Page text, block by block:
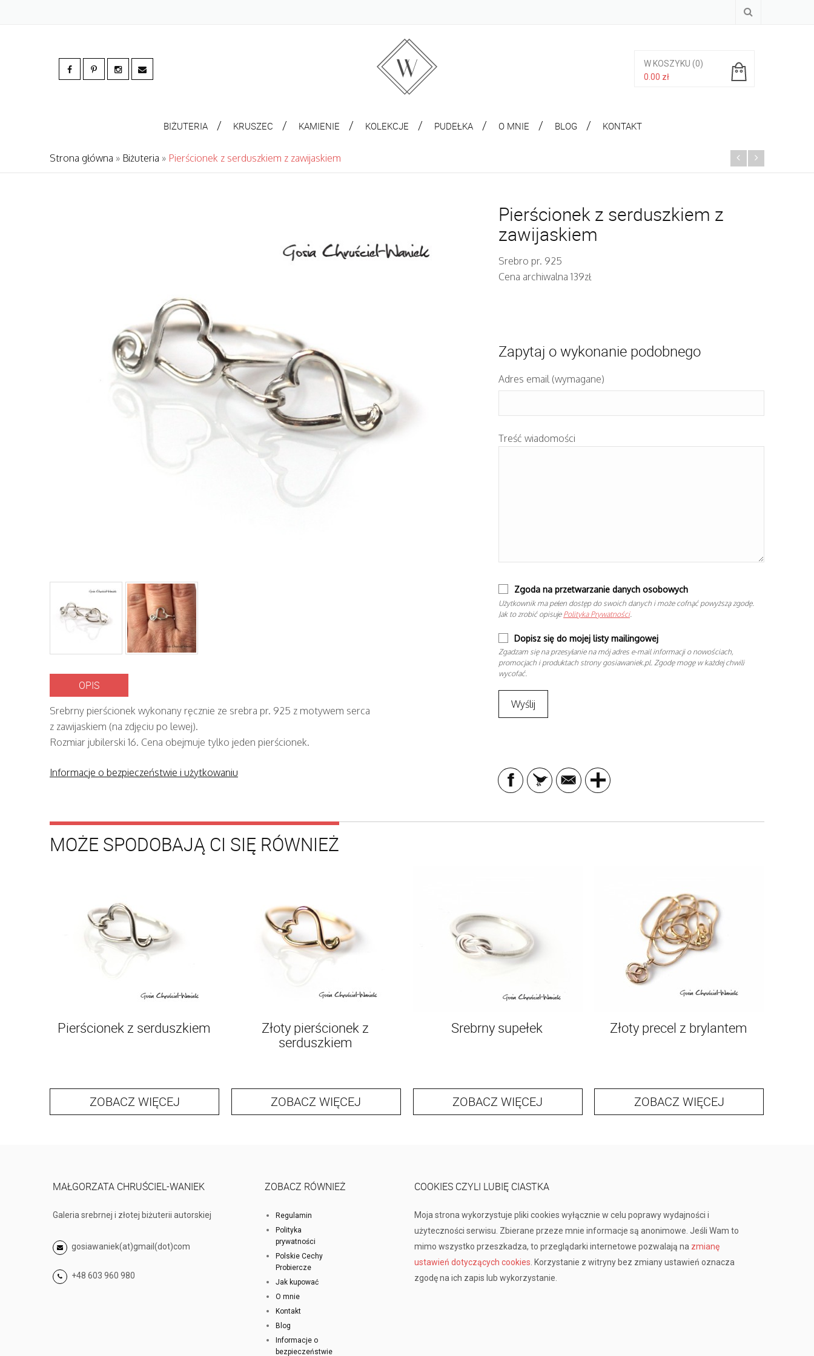
W KOSZYKU (0)
0.00 zł
BIŻUTERIA KRUSZEC KAMIENIE KOLEKCJE PUDEŁKA O MNIE BLOG KONTAKT
Strona główna » Biżuteria » Pierścionek z serduszkiem z zawijaskiem
OPIS
Srebrny pierścionek wykonany ręcznie ze srebra pr. 925 z motywem serca
z zawijaskiem (na zdjęciu po lewej).
Rozmiar jubilerski 16. Cena obejmuje tylko jeden pierścionek.
Informacje o bezpieczeństwie i użytkowaniu
Pierścionek z serduszkiem z
zawijaskiem
Srebro pr. 925
Cena archiwalna 139zł
Zapytaj o wykonanie podobnego
Adres email (wymagane)
Treść wiadomości
Zgoda na przetwarzanie danych osobowych
Użytkownik ma pełen dostęp do swoich danych i może cofnąć powyższą zgodę.
Jak to zrobić opisuje Polityka Prywatności.
Dopisz się do mojej listy mailingowej
Zgadzam się na przesyłanie na mój adres e-mail informacji o nowościach,
promocjach i produktach strony gosiawaniek.pl. Zgodę mogę w każdej chwili
wycofać.
MOŻE SPODOBAJĄ CI SIĘ RÓWNIEŻ
Pierścionek z serduszkiem
ZOBACZ WIĘCEJ
Złoty pierścionek z
serduszkiem
ZOBACZ WIĘCEJ
Srebrny supełek
ZOBACZ WIĘCEJ
Złoty precel z brylantem
ZOBACZ WIĘCEJ
MAŁGORZATA CHRUŚCIEL-WANIEK
Galeria srebrnej i złotej biżuterii autorskiej
gosiawaniek(at)gmail(dot)com
+48 603 960 980
ZOBACZ RÓWNIEŻ
Regulamin
Polityka
prywatności
Polskie Cechy
Probiercze
Jak kupować
O mnie
Kontakt
Blog
Informacje o
bezpieczeństwie
COOKIES CZYLI LUBIĘ CIASTKA
Moja strona wykorzystuje pliki cookies wyłącznie w celu poprawy wydajności i
użyteczności serwisu. Zbierane przeze mnie informacje są anonimowe. Jeśli Wam to
mimo wszystko przeszkadza, to przeglądarki internetowe pozwalają na zmianę
ustawień dotyczących cookies . Korzystanie z witryny bez zmiany ustawień oznacza
zgodę na ich zapis lub wykorzystanie.